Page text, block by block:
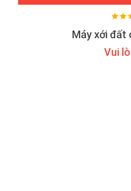
Máy xới đất
Vui